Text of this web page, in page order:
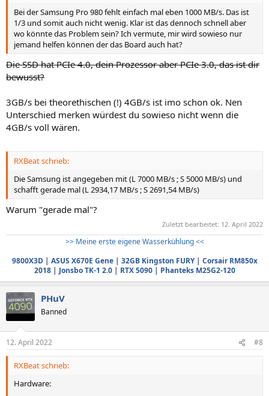
Bei der Samsung Pro 980 fehlt einfach mal eben 1000 MB/s. Das ist
1/3 und somit auch nicht wenig. Klar ist das dennoch schnell aber
wo könnte das Problem sein? Ich vermute, mir wird sowieso nur
jemand helfen können der das Board auch hat?
Die SSD hat PCIe 4.0, dein Prozessor aber PCIe 3.0, das ist dir
bewusst?
3GB/s bei theorethischen (!) 4GB/s ist imo schon ok. Nen
Unterschied merken würdest du sowieso nicht wenn die
4GB/s voll wären.
RXBeat schrieb:
Die Samsung ist angegeben mit (L 7000 MB/s ; S 5000 MB/s) und
schafft gerade mal (L 2934,17 MB/s ; S 2691,54 MB/s)
Warum "gerade mal"?
Zuletzt bearbeitet: 12. April 2022
>> Meine erste eigene Wasserkühlung <<
9800X3D| ASUS X670E Gene| 32GB Kingston FURY| Corsair RM850x
2018| Jonsbo TK-1 2.0| RTX 5090| Phanteks M25G2-120
PHuV
Banned
12. April 2022 #8
RXBeat schrieb:
Hardware: